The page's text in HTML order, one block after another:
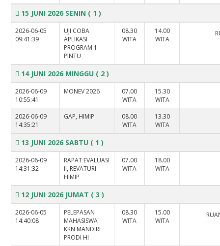
15 JUNI 2026 SENIN ( 1 )
2026-06-05
09:41:39
UJI COBA
APLIKASI
PROGRAM 1
PINTU
08.30
WITA
14.00
WITA
14 JUNI 2026 MINGGU ( 2 )
2026-06-09
10:55:41
MONEV 2026
07.00
WITA
15.30
WITA
2026-06-09
14:35:21
GAP, HIMIP
08.00
WITA
13.30
WITA
13 JUNI 2026 SABTU ( 1 )
2026-06-09
14:31:32
RAPAT EVALUASI
II, REVATURI
HIMIP
07.00
WITA
18.00
WITA
12 JUNI 2026 JUMAT ( 3 )
2026-06-05
14:40:08
PELEPASAN
MAHASISWA
KKN MANDIRI
PRODI HI
08.30
WITA
15.00
WITA